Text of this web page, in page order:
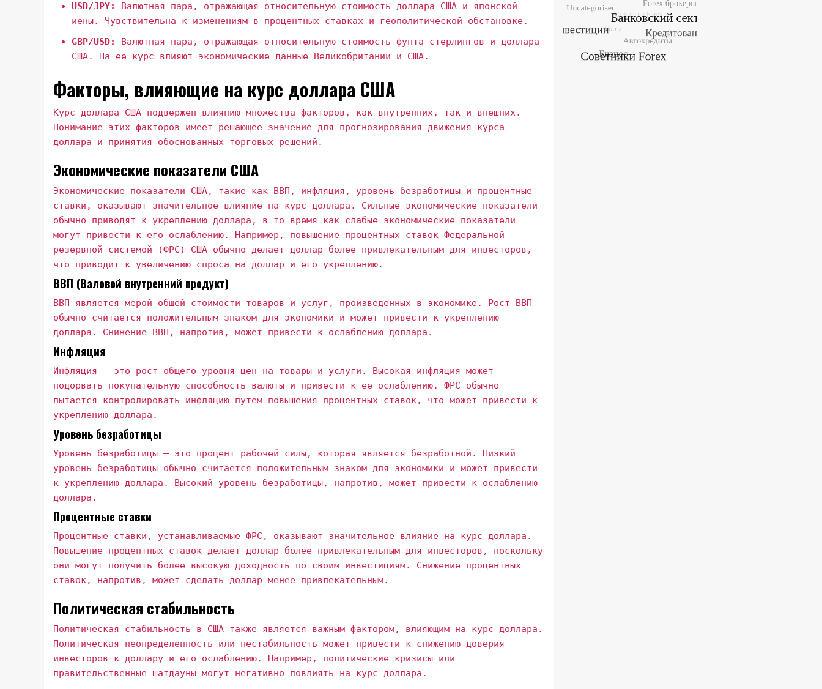
USD/JPY:
Валютная пара, отражающая относительную стоимость доллара США и японской
иены. Чувствительна к изменениям в процентных ставках и геополитической обстановке.
GBP/USD:
Валютная пара, отражающая относительную стоимость фунта стерлингов и доллара
США. На ее курс влияют экономические данные Великобритании и США.
Факторы, влияющие на курс доллара США
Курс доллара США подвержен влиянию множества факторов, как внутренних, так и внешних.
Понимание этих факторов имеет решающее значение для прогнозирования движения курса
доллара и принятия обоснованных торговых решений.
Экономические показатели США
Экономические показатели США, такие как ВВП, инфляция, уровень безработицы и процентные
ставки, оказывают значительное влияние на курс доллара. Сильные экономические показатели
обычно приводят к укреплению доллара, в то время как слабые экономические показатели
могут привести к его ослаблению. Например, повышение процентных ставок Федеральной
резервной системой (ФРС) США обычно делает доллар более привлекательным для инвесторов,
что приводит к увеличению спроса на доллар и его укреплению.
ВВП (Валовой внутренний продукт)
ВВП является мерой общей стоимости товаров и услуг, произведенных в экономике. Рост ВВП
обычно считается положительным знаком для экономики и может привести к укреплению
доллара. Снижение ВВП, напротив, может привести к ослаблению доллара.
Инфляция
Инфляция – это рост общего уровня цен на товары и услуги. Высокая инфляция может
подорвать покупательную способность валюты и привести к ее ослаблению. ФРС обычно
пытается контролировать инфляцию путем повышения процентных ставок, что может привести к
укреплению доллара.
Уровень безработицы
Уровень безработицы – это процент рабочей силы, которая является безработной. Низкий
уровень безработицы обычно считается положительным знаком для экономики и может привести
к укреплению доллара. Высокий уровень безработицы, напротив, может привести к ослаблению
доллара.
Процентные ставки
Процентные ставки, устанавливаемые ФРС, оказывают значительное влияние на курс доллара.
Повышение процентных ставок делает доллар более привлекательным для инвесторов, поскольку
они могут получить более высокую доходность по своим инвестициям. Снижение процентных
ставок, напротив, может сделать доллар менее привлекательным.
Политическая стабильность
Политическая стабильность в США также является важным фактором, влияющим на курс доллара.
Политическая неопределенность или нестабильность может привести к снижению доверия
инвесторов к доллару и его ослаблению. Например, политические кризисы или
правительственные шатдауны могут негативно повлиять на курс доллара.